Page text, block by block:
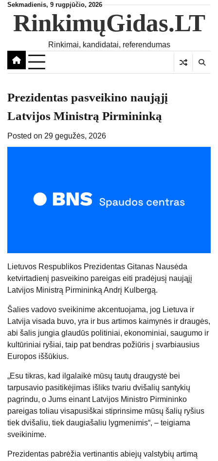
Skip
content
Sekmadienis, 9 rugpjūčio, 2026
RinkimųGidas.LT
Rinkimai, kandidatai, referendumas
Prezidentas pasveikino naująjį
Latvijos Ministrą Pirmininką
Posted on 29 gegužės, 2026
Lietuvos Respublikos Prezidentas Gitanas Nausėda
ketvirtadienį pasveikino pareigas eiti pradėjusį naująjį
Latvijos Ministrą Pirmininką Andrį Kulbergą.
Šalies vadovo sveikinime akcentuojama, jog Lietuva ir
Latvija visada buvo, yra ir bus artimos kaimynės ir draugės,
abi šalis jungia glaudūs politiniai, ekonominiai, saugumo ir
kultūriniai ryšiai, taip pat bendras požiūris į svarbiausius
Europos iššūkius.
„Esu tikras, kad ilgalaikė mūsų tautų draugystė bei
tarpusavio pasitikėjimas išliks tvariu dvišalių santykių
pagrindu, o Jums einant Latvijos Ministro Pirmininko
pareigas toliau visapusiškai stiprinsime mūsų šalių ryšius
tiek dvišaliu, tiek daugiašaliu lygmenimis“, – teigiama
sveikinime.
Prezidentas pabrėžia vertinantis abiejų valstybių artimą